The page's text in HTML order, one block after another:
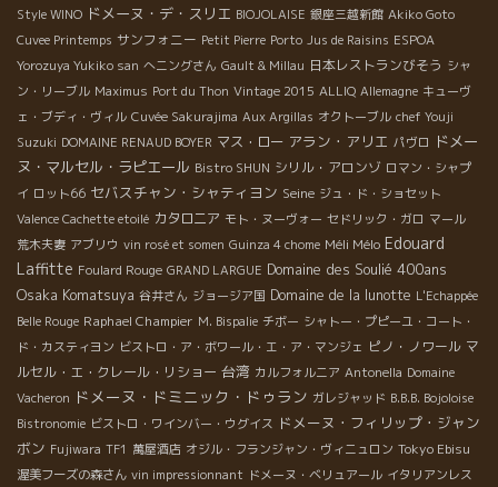
Style WINO ドメーヌ・デ・スリエ BIOJOLAISE 銀座三越新館 Akiko Goto
Cuvee Printemps サンフォニー Petit Pierre Porto Jus de Raisins ESPOA
Yorozuya Yukiko san へニングさん Gault & Millau 日本レストランびそう シャ
ン・リーブル Maximus Port du Thon Vintage 2015 ALLIQ Allemagne キューヴ
ェ・ブディ・ヴィル Cuvée Sakurajima Aux Argillas オクトーブル chef Youji
Suzuki DOMAINE RENAUD BOYER マス・ロー アラン・アリエ パヴロ ドメー
ヌ・マルセル・ラピエール Bistro SHUN シリル・アロンゾ ロマン・シャプ
イ ロット66 セバスチャン・シャティヨン Seine ジュ・ド・ショセット
Valence Cachette etoilé カタロニア モト・ヌーヴォー セドリック・ガロ マール
荒木夫妻 アブリウ vin rosé et somen Guinza 4 chome Méli Mélo Edouard
Laffitte Foulard Rouge GRAND LARGUE Domaine des Soulié 400ans
Osaka Komatsuya 谷井さん ジョージア国 Domaine de la lunotte L'Echappée
Belle Rouge Raphael Champier M. Bispalie チボー シャトー・プピーユ・コート・
ド・カスティヨン ビストロ・ア・ボワール・エ・ア・マンジェ ピノ・ノワール マ
ルセル・エ・クレール・リショー 台湾 カルフォルニア Antonella Domaine
Vacheron ドメーヌ・ドミニック・ドゥラン ガレジャッド B.B.B. Bojoloise
Bistronomie ビストロ・ワインバー・ウグイス ドメーヌ・フィリップ・ジャン
ボン Fujiwara TF1 萬屋酒店 オジル・フランジャン・ヴィニュロン Tokyo Ebisu
渥美フーズの森さん vin impressionnant ドメーヌ・ベリュアール イタリアンレス